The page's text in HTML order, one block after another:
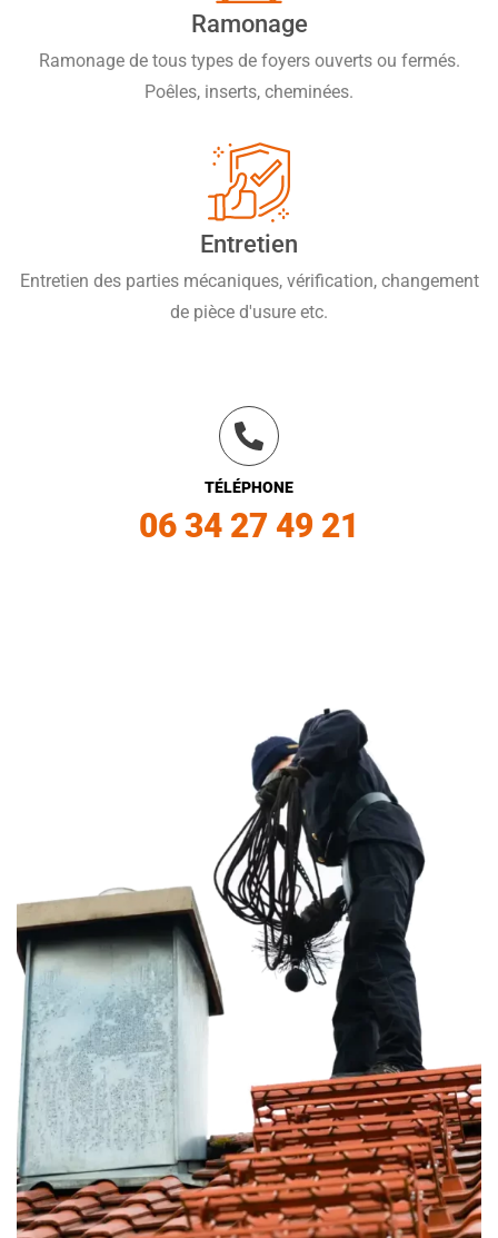
Ramonage
Ramonage de tous types de foyers ouverts ou fermés.
Poêles, inserts, cheminées.
Entretien
Entretien des parties mécaniques, vérification, changement
de pièce d'usure etc.
TÉLÉPHONE
06 34 27 49 21